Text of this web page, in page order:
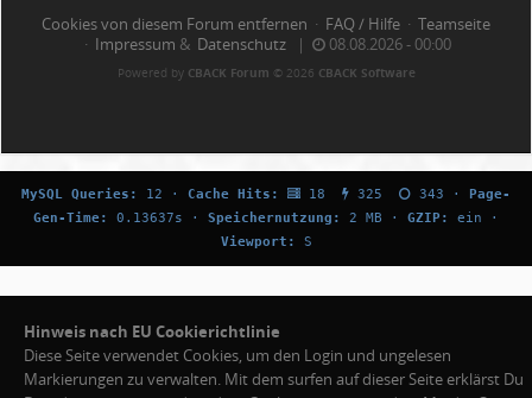
Cookies von diesem Forum entfernen · FAQ / Hilfe · Teamseite
· Impressum & Datenschutz | 08.08.2026 - 00:00
Powered by CBACK Forum © 2026 CBACK Software
MySQL Queries: 12 · Cache Hits: 18 325 343 ·
Page-
Gen-Time:
0.13637s · Speichernutzung: 2 MB · GZIP:
ein ·
Viewport:
S
Hinweis nach EU Cookierichtlinie
Diese Seite verwendet Cookies, um den Login und ungelesen
Markierungen zu verwalten. Mit dem surfen auf dieser Seite erklärst Du